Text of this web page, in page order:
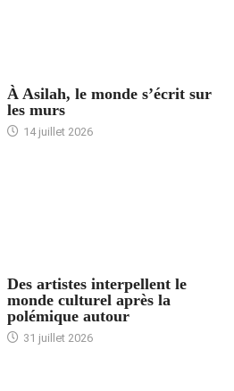
À Asilah, le monde s’écrit sur
les murs
14 juillet 2026
Des artistes interpellent le
monde culturel après la
polémique autour
31 juillet 2026